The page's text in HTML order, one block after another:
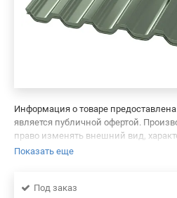
Информация о товаре
является публичной офертой.
право изменять внешний вид,
товара, предварительно не
фотографиях товара. Будем
Показать еще
Под заказ